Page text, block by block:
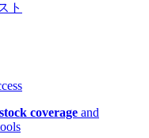
ト
coverage and